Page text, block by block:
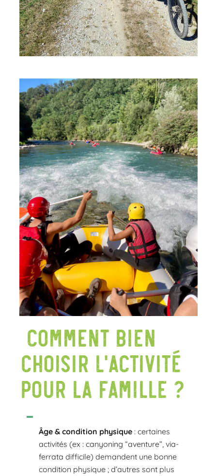
Comment bien
choisir l’activité
pour la famille ?
Âge & condition physique : certaines
activités (ex : canyoning “aventure”, via-
ferrata difficile) demandent une bonne
condition physique ; d’autres sont plus